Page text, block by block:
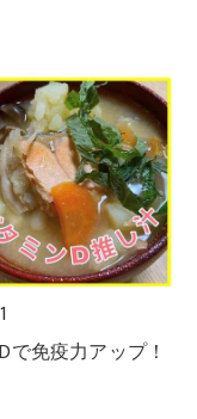
で免疫力アップ！